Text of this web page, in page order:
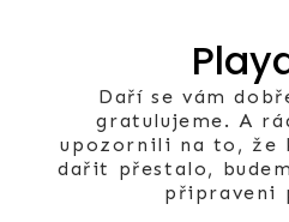
Daří se vám
gratulujeme. A
upozornili na to, že
dařit přestalo,
připraveni